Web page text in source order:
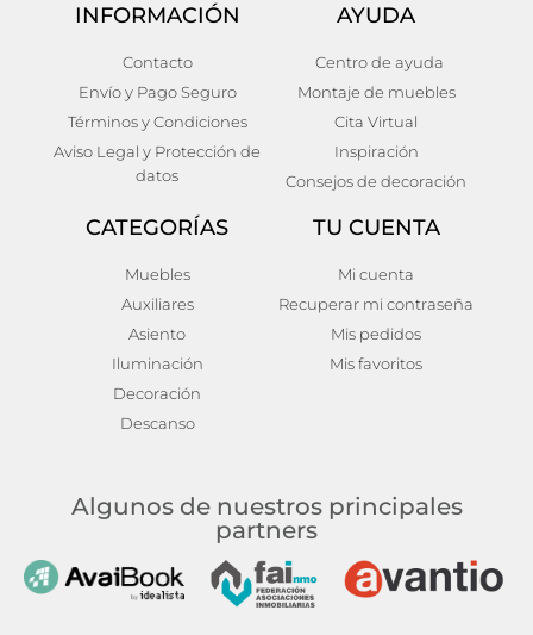
Armario gold i
Añadir al carrito
Estanteria lipari
70,00€
Añadir al carrito
INFORMACIÓN
Contacto
Envío y Pago Seguro
Términos y Condiciones
Aviso Legal y Protección de
datos
AYUDA
Centro de ayuda
Montaje de muebles
Cita Virtual
Inspiración
Consejos de decoración
CATEGORÍAS
Muebles
Auxiliares
Asiento
Iluminación
Decoración
Descanso
TU CUENTA
Mi cuenta
Recuperar mi contraseña
Mis pedidos
Mis favoritos
Algunos de nuestros principales
partners